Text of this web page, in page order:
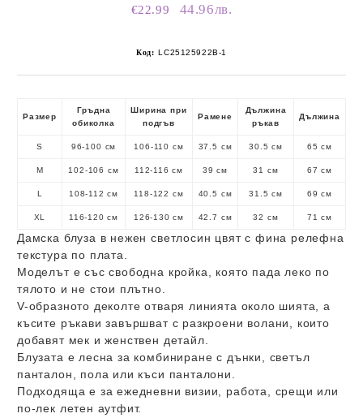
€22.99 44.96лв.
Код: LC25125922B-1
Размер
Гръдна
обиколка
Ширина при
подгъв
Рамене
Дължина
ръкав
Дължина
S 96-100 см 106-110 см 37.5 см 30.5 см 65 см
M 102-106 см 112-116 см 39 см 31 см 67 см
L 108-112 см 118-122 см 40.5 см 31.5 см 69 см
XL 116-120 см 126-130 см 42.7 см 32 см 71 см
Дамска блуза в нежен светлосин цвят с фина релефна
текстура по плата.
Моделът е със свободна кройка, която пада леко по
тялото и не стои плътно.
V-образното деколте отваря линията около шията, а
късите ръкави завършват с разкроени волани, които
добавят мек и женствен детайл.
Блузата е лесна за комбиниране с дънки, светъл
панталон, пола или къси панталони.
Подходяща е за ежедневни визии, работа, срещи или
по-лек летен аутфит.